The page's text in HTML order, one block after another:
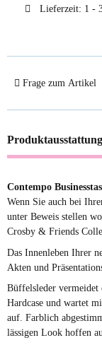
Lieferzeit: 1 -
Frage zum Artikel
Produktausstattung
Contempo
Wenn Sie auch bei
unter Beweis stellen
Crosby & Friends
Das Innenleben Ihrer
Akten und
Büffelsleder
Hardcase und wartet
auf. Farblich
lässigen Look hoffen